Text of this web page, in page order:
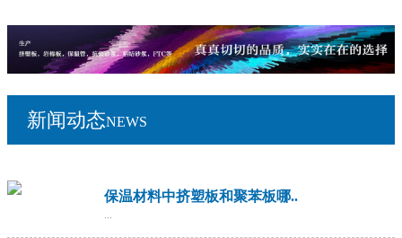
新闻动态NEWS
保温材料中挤塑板和聚苯板哪..
...